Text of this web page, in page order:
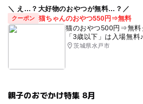
＼ え…？大好物のおやつが無料…？／
クーポン 猫ちゃんのおやつ550円⇒無料
猫のおやつ500円⇒無
「3歳以下」は入場無料♪
茨城県水戸市
親子のおでかけ特集 8月